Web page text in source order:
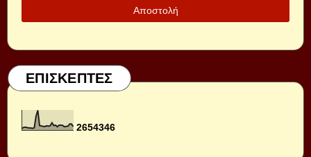
ΕΠΙΣΚΕΠΤΕΣ
2654346